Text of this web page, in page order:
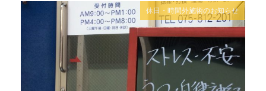
休日・時間外施術のお知らせ